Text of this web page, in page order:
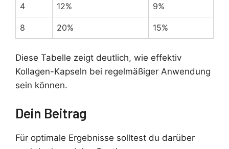
4 12% 9%
8 20% 15%
Diese Tabelle zeigt deutlich, wie effektiv
Kollagen-Kapseln bei regelmäßiger Anwendung
sein können.
Dein Beitrag
Für optimale Ergebnisse solltest du darüber